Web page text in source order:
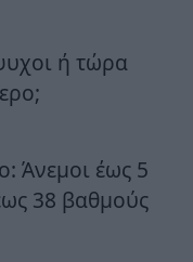
ή τώρα
Άνεμοι έως 5
38 βαθμούς